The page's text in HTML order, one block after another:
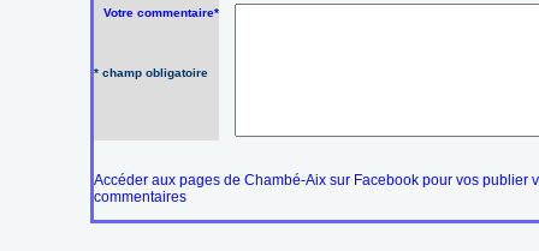
Votre commentaire*
* champ obligatoire
Accéder aux pages de Chambé-Aix sur Facebook pour vos publier
commentaires